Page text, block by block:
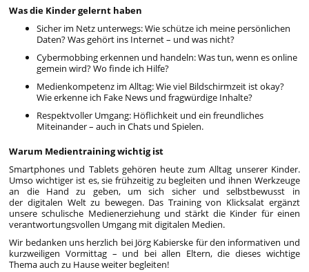
Was die Kinder gelernt haben
Sicher im Netz unterwegs: Wie schütze ich meine persönlichen
Daten? Was gehört ins Internet – und was nicht?
Cybermobbing erkennen und handeln: Was tun, wenn es online
gemein wird? Wo finde ich Hilfe?
Medienkompetenz im Alltag: Wie viel Bildschirmzeit ist okay?
Wie erkenne ich Fake News und fragwürdige Inhalte?
Respektvoller Umgang: Höflichkeit und ein freundliches
Miteinander – auch in Chats und Spielen.
Warum Medientraining wichtig ist
Smartphones und Tablets gehören heute zum Alltag unserer Kinder.
Umso wichtiger ist es, sie frühzeitig zu begleiten und ihnen Werkzeuge
an die Hand zu geben, um sich sicher und selbstbewusst in
der digitalen Welt zu bewegen. Das Training von Klicksalat ergänzt
unsere schulische Medienerziehung und stärkt die Kinder für einen
verantwortungsvollen Umgang mit digitalen Medien.
Wir bedanken uns herzlich bei Jörg Kabierske für den informativen und
kurzweiligen Vormittag – und bei allen Eltern, die dieses wichtige
Thema auch zu Hause weiter begleiten!